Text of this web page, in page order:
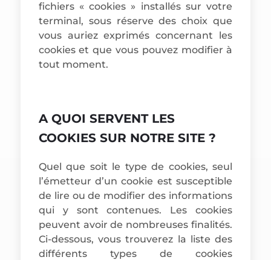
fichiers « cookies » installés sur votre
terminal, sous réserve des choix que
vous auriez exprimés concernant les
cookies et que vous pouvez modifier à
tout moment.
A QUOI SERVENT LES
COOKIES SUR NOTRE SITE ?
Quel que soit le type de cookies, seul
l’émetteur d’un cookie est susceptible
de lire ou de modifier des informations
qui y sont contenues. Les cookies
peuvent avoir de nombreuses finalités.
Ci-dessous, vous trouverez la liste des
différents types de cookies